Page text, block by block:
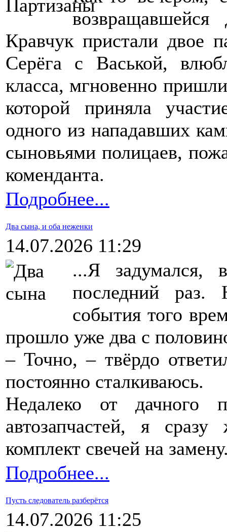
Кравчук пристали двое
Серёга с Васькой,
класса, мгновенно
которой приняла
одного из нападавших
сыновьями полицаев,
коменданта.
Подробнее...
Два сына, и оба неженки
14.07.2026 11:29
...Я задумался,
последний раз.
события того
прошло уже два с
– Точно, – твёрдо
постоянно сталкиваюсь.
Недалеко от дачного
автозапчастей, я
комплект свечей на
Подробнее...
Пусть следователь разберётся
14.07.2026 11:25